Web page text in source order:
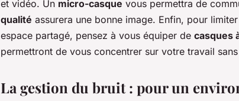
et vidéo. Un micro-casque vous permettra de
qualité assurera une bonne image. Enfin, pour
espace partagé, pensez à vous équiper de casques
permettront de vous concentrer sur votre travail
La gestion du bruit : pour un